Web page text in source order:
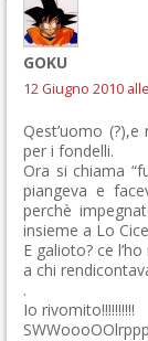
GOKU
12 Giugno 2010
Qest’uomo
per i fondelli.
Ora si chiama
piangeva e
perchè
insieme a Lo
E galioto? ce
a chi
.
Io rivomito!!!!!!!!!!